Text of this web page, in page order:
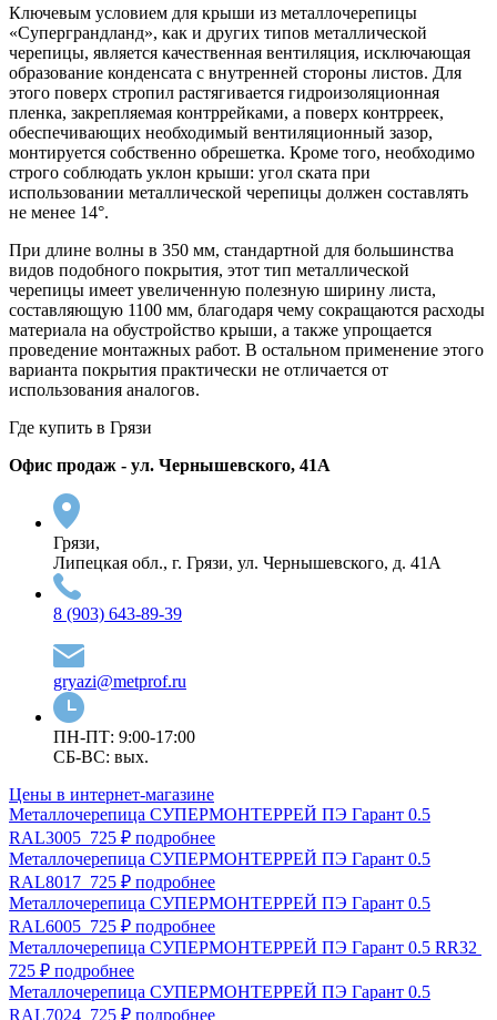
Ключевым условием для крыши из металлочерепицы
«Суперграндланд», как и других типов металлической
черепицы, является качественная вентиляция, исключающая
образование конденсата с внутренней стороны листов. Для
этого поверх стропил растягивается гидроизоляционная
пленка, закрепляемая контррейками, а поверх контрреек,
обеспечивающих необходимый вентиляционный зазор,
монтируется собственно обрешетка. Кроме того, необходимо
строго соблюдать уклон крыши: угол ската при
использовании металлической черепицы должен составлять
не менее 14°.
При длине волны в 350 мм, стандартной для большинства
видов подобного покрытия, этот тип металлической
черепицы имеет увеличенную полезную ширину листа,
составляющую 1100 мм, благодаря чему сокращаются расходы
материала на обустройство крыши, а также упрощается
проведение монтажных работ. В остальном применение этого
варианта покрытия практически не отличается от
использования аналогов.
Где купить в Грязи
Офис продаж - ул. Чернышевского, 41А
Грязи,
Липецкая обл., г. Грязи, ул. Чернышевского, д. 41А
8 (903) 643-89-39
gryazi@metprof.ru
ПН-ПТ: 9:00-17:00
СБ-ВС: вых.
Цены в интернет-магазине
Металлочерепица СУПЕРМОНТЕРРЕЙ ПЭ Гарант 0.5
RAL3005 725 ₽ подробнее
Металлочерепица СУПЕРМОНТЕРРЕЙ ПЭ Гарант 0.5
RAL8017 725 ₽ подробнее
Металлочерепица СУПЕРМОНТЕРРЕЙ ПЭ Гарант 0.5
RAL6005 725 ₽ подробнее
Металлочерепица СУПЕРМОНТЕРРЕЙ ПЭ Гарант 0.5 RR32
725 ₽ подробнее
Металлочерепица СУПЕРМОНТЕРРЕЙ ПЭ Гарант 0.5
RAL7024 725 ₽ подробнее